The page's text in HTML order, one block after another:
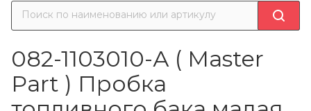
082-1103010-А ( Master
Part ) Пробка